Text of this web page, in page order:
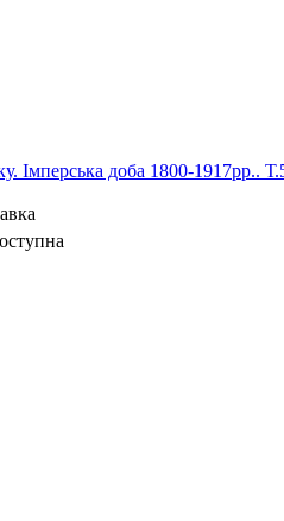
Імперська доба 1800-1917рр..